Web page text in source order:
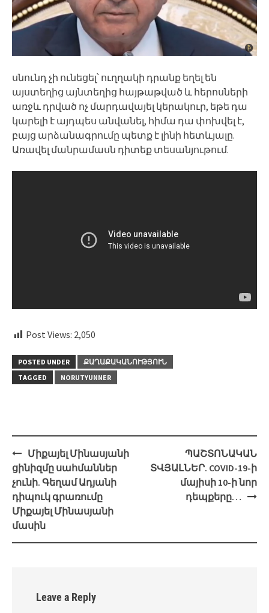
սնունդ չի ունեցել՝ ուղղակի դրանք եղել են
այստեղից այնտեղից հայթաթված և հերոսների
առջև դրված ոչ մարդավայել կերակուր, եթե դա
կարելի է այդպես անվանել, հիմա դա փոխվել է,
բայց արձանագրումը պետք է լինի հետևյալը.
Առավել մանրամասն դիտեք տեսանյութում.
Post Views: 2,050
POSTED UNDER
ՔԱՂԱՔԱԿԱՆՈՒԹՅՈՒՆ
TAGGED
NORUTYUNNER
Post
navigation
Միքայել Մինասյանի
ցինիզմը սահմաններ
չունի. Գեղամ Ադյանի
դիպուկ գրառումը
Միքայել Մինասյանի
մասին
ՊԱՇՏՈՆԱԿԱՆ
ՏՎՅԱԼՆԵՐ. COVID-19-ի
մայիսի 10-ի նոր
դեպքերը…
Leave a Reply